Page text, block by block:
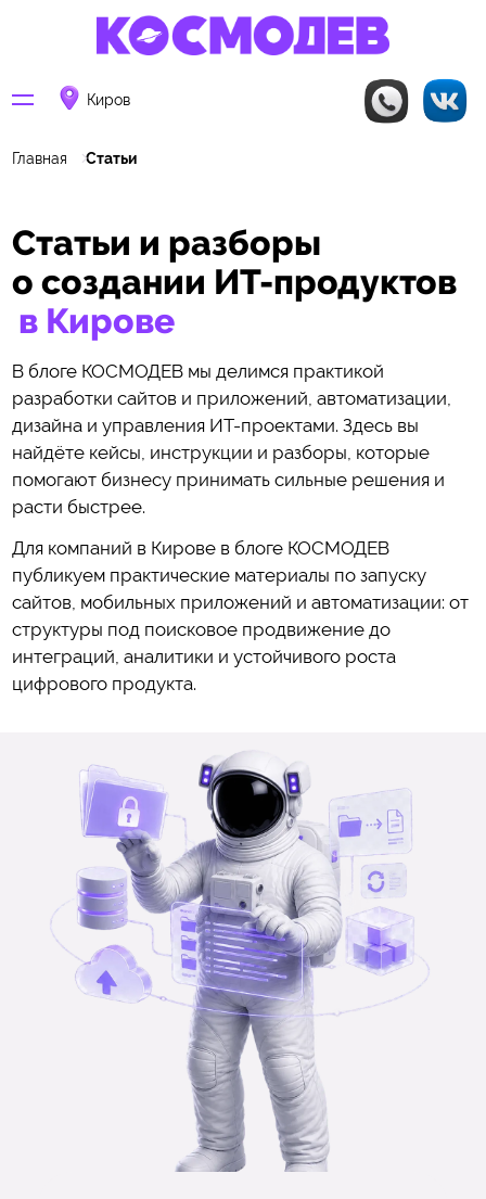
Киров
Главная Статьи
Статьи и разборы
о создании ИТ-продуктов
в Кирове
В блоге КОСМОДЕВ мы делимся практикой
разработки сайтов и приложений, автоматизации,
дизайна и управления ИТ-проектами. Здесь вы
найдёте кейсы, инструкции и разборы, которые
помогают бизнесу принимать сильные решения и
расти быстрее.
Для компаний в Кирове в блоге КОСМОДЕВ
публикуем практические материалы по запуску
сайтов, мобильных приложений и автоматизации: от
структуры под поисковое продвижение до
интеграций, аналитики и устойчивого роста
цифрового продукта.